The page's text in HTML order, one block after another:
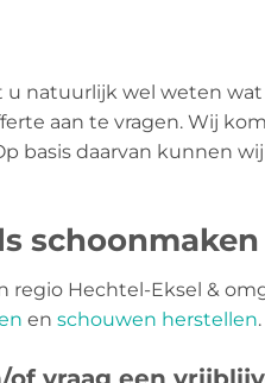
natuurlijk wel weten
aan te vragen. Wij
basis daarvan kunnen
schoonmaken
regio Hechtel-Eksel &
en schouwen herstellen.